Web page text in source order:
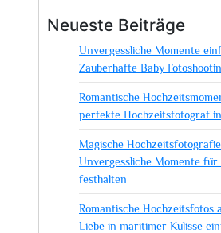
Das
mit
Neueste Beiträge
Unvergessliche Momente
Zauberhafte Baby
Romantische
perfekte Hochzeitsfotograf
Magische
Unvergessliche Momente für
festhalten
Romantische Hochzeitsfotos
Liebe in maritimer Kulisse